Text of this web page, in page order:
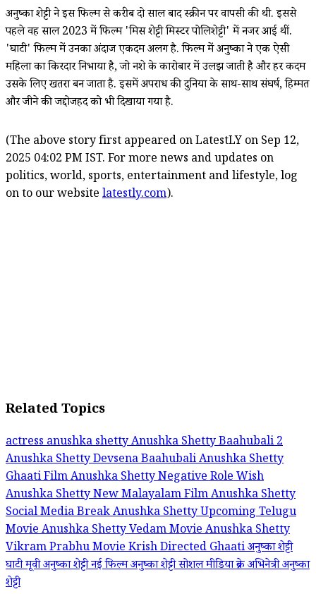
अनुष्का शेट्टी ने इस फिल्म से करीब दो साल बाद स्क्रीन पर वापसी की थी. इससे
पहले वह साल 2023 में फिल्म 'मिस शेट्टी मिस्टर पोलिशेट्टी' में नजर आई थीं.
'घाटी' फिल्म में उनका अंदाज एकदम अलग है. फिल्म में अनुष्का ने एक ऐसी
महिला का किरदार निभाया है, जो नशे के कारोबार में उलझ जाती है और हर कदम
उसके लिए खतरा बन जाता है. इसमें अपराध की दुनिया के साथ-साथ संघर्ष, हिम्मत
और जीने की जद्दोजहद को भी दिखाया गया है.
(The above story first appeared on LatestLY on Sep 12,
2025 04:02 PM IST. For more news and updates on
politics, world, sports, entertainment and lifestyle, log
on to our website latestly.com).
Related Topics
actress anushka shettyAnushka Shetty Baahubali 2
Anushka Shetty Devsena BaahubaliAnushka Shetty
Ghaati FilmAnushka Shetty Negative Role Wish
Anushka Shetty New Malayalam FilmAnushka Shetty
Social Media BreakAnushka Shetty Upcoming Telugu
MovieAnushka Shetty Vedam MovieAnushka Shetty
Vikram Prabhu MovieKrish Directed Ghaatiअनुष्का शेट्टी
घाटी मूवीअनुष्का शेट्टी नई फिल्मअनुष्का शेट्टी सोशल मीडिया ब्रेकअभिनेत्री अनुष्का
शेट्टी